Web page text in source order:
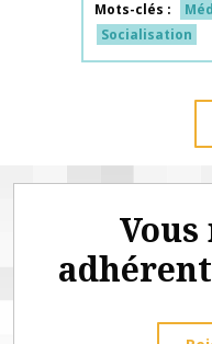
Mots-clés
Socialisation
Vous
adhérent